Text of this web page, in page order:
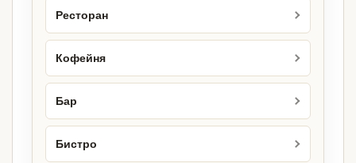
Ресторан
Кофейня
Бар
Бистро